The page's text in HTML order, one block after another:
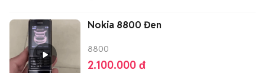
Nokia 8800 Đen
8800
2.100.000 đ